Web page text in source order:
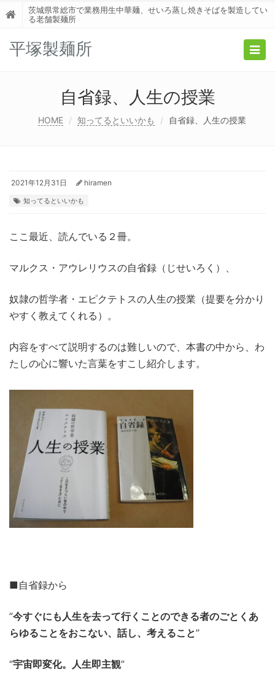
茨城県常総市で業務用生中華麺、せいろ蒸し焼きそばを製造してい
る老舗製麺所
平塚製麺所
自省録、人生の授業
HOME 知ってるといいかも 自省録、人生の授業
2021年12月31日 hiramen
知ってるといいかも
ここ最近、読んでいる２冊。
マルクス・アウレリウスの自省録（じせいろく）、
奴隷の哲学者・エピクテトスの人生の授業（提要を分かり
やすく教えてくれる）。
内容をすべて説明するのは難しいので、本書の中から、わ
たしの心に響いた言葉をすこし紹介します。
■自省録から
”今すぐにも人生を去って行くことのできる者のごとくあ
らゆることをおこない、話し、考えること”
”宇宙即変化。人生即主観”